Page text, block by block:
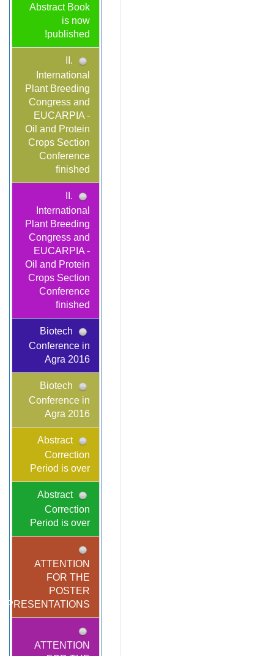
Abstract Book
is now
published!
II.
International
Plant Breeding
Congress and
EUCARPIA -
Oil and Protein
Crops Section
Conference
finished
II.
International
Plant Breeding
Congress and
EUCARPIA -
Oil and Protein
Crops Section
Conference
finished
Biotech
Conference in
Agra 2016
Biotech
Conference in
Agra 2016
Abstract
Correction
Period is over
Abstract
Correction
Period is over
ATTENTION
FOR THE
POSTER
PRESENTATIONS!
ATTENTION